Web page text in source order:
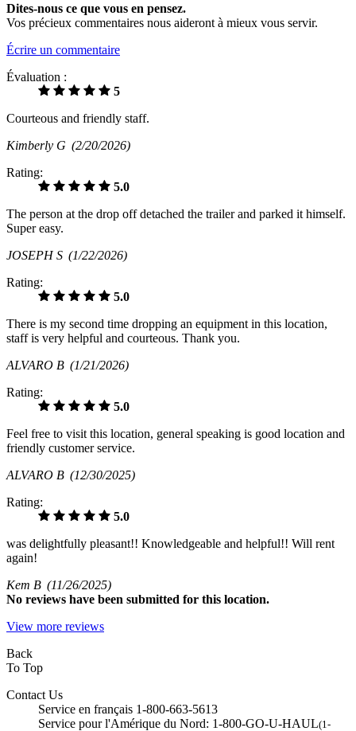
Dites-nous ce que vous en pensez.
Vos précieux commentaires nous aideront à mieux vous servir.
Écrire un commentaire
Évaluation :
5
Courteous and friendly staff.
Kimberly G (2/20/2026)
Rating:
5.0
The person at the drop off detached the trailer and parked it himself.
Super easy.
JOSEPH S (1/22/2026)
Rating:
5.0
There is my second time dropping an equipment in this location,
staff is very helpful and courteous. Thank you.
ALVARO B (1/21/2026)
Rating:
5.0
Feel free to visit this location, general speaking is good location and
friendly customer service.
ALVARO B (12/30/2025)
Rating:
5.0
was delightfully pleasant!! Knowledgeable and helpful!! Will rent
again!
Kem B (11/26/2025)
No reviews have been submitted for this location.
View more reviews
Back
To Top
Contact Us
Service en français 1-800-663-5613
Service pour l'Amérique du Nord: 1-800-GO-U-HAUL(1-